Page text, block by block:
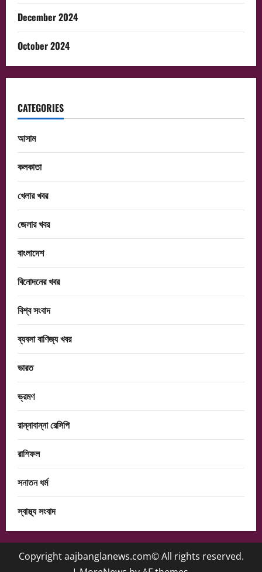
December 2024
October 2024
CATEGORIES
আসাম
কলকাতা
খেলার খবর
জেলার খবর
বাংলাদেশ
বিনোদনের খবর
বিশ্ব সংবাদ
ব্যবসা বাণিজ্য খবর
ভারত
ভ্রমণ
রান্নাবান্না রেসিপি
রাশিফল
সনাতন ধর্ম
স্বাস্থ্য সংবাদ
Copyright aajbanglanews.com© All rights reserved.